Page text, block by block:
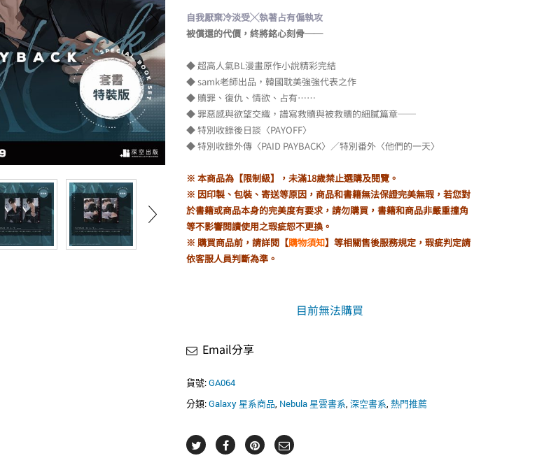
自我厭棄冷淡受╳執著占有偏執攻
被償還的代價，終將銘心刻骨──
◆ 超高人氣BL漫畫原作小說精彩完結
◆ samk老師出品，韓國耽美強強代表之作
◆ 贖罪、復仇、情欲、占有……
◆ 罪惡感與欲望交織，譜寫救贖與被救贖的細膩篇章──
◆ 特別收錄後日談〈PAYOFF〉
◆ 特別收錄外傳〈PAID PAYBACK〉／特別番外〈他們的一天〉
※ 本商品為【限制級】，未滿18歲禁止選購及閱覽。
※ 因印製、包裝、寄送等原因，商品和書籍無法保證完美無瑕，若您對
於書籍或商品本身的完美度有要求，請勿購買，書籍和商品非嚴重撞角
等不影響閱讀使用之瑕疵恕不更換。
※ 購買商品前，請詳閱【購物須知】等相關售後服務規定，瑕疵判定請
依客服人員判斷為準。
目前無法購買
Email分享
貨號:GA064
分類:Galaxy 星系商品, Nebula 星雲書系,深空書系,熱門推薦